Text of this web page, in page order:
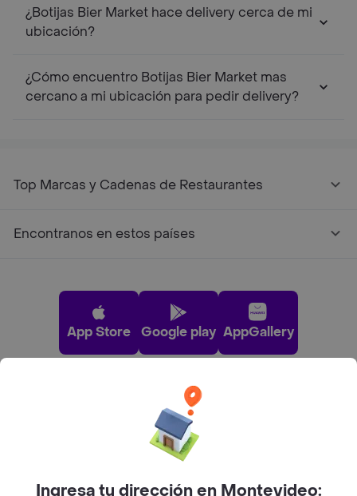
¿Botijas Bier Market hace delivery cerca de mi
ubicación?
¿Cómo encuentro Botijas Bier Market mas
cercano a mi ubicación para pedir delivery?
Top Marcas y Cadenas de Restaurantes
Encontranos en estos países
App Store Google play AppGallery
Pide tu comida favorita cerca de ti
Ingresa tu dirección en Montevideo: